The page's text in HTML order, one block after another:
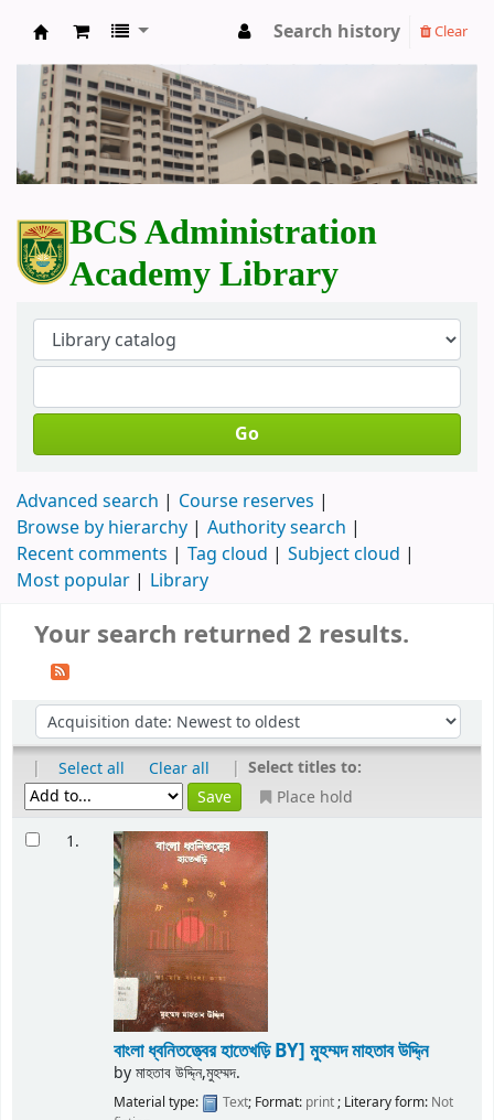
BCS Administration Academy Library
Search history Clear
BCS Administration
Academy Library
Go
Advanced search
Course reserves
Browse by hierarchy
Authority search
Recent comments
Tag cloud
Subject cloud
Most popular
Library
Your search returned 2 results.
| Select all Clear all | Select titles to:
Place hold
1.
বাংলা ধ্বনিতত্ত্বের হাতেখড়িBY] মুহম্মদ মাহতাব উদ্দি্ন
byমাহতাব উদ্দি্ন,মুহম্মদ.
Material type: Text; Format: print; Literary form: Not